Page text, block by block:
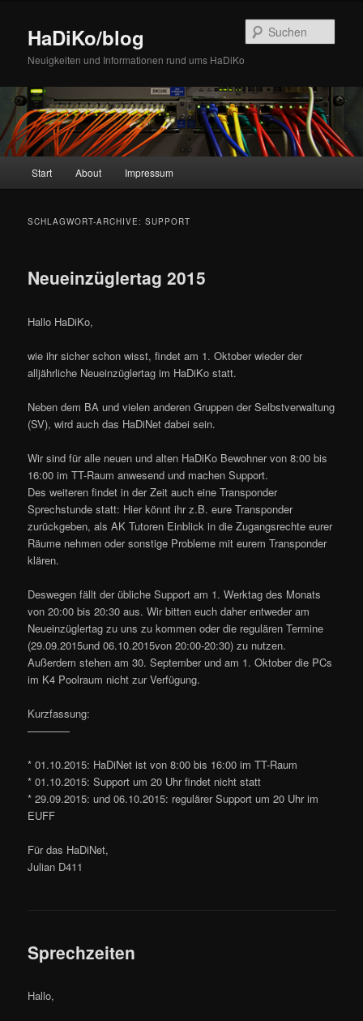
wechseln
wechseln
HaDiKo/blog
Neuigkeiten und Informationen rund ums HaDiKo
Start About Impressum
SCHLAGWORT-ARCHIVE:SUPPORT
Neueinzüglertag 2015
Hallo HaDiKo,
wie ihr sicher schon wisst, findet am 1. Oktober wieder der
alljährliche Neueinzüglertag im HaDiKo statt.
Neben dem BA und vielen anderen Gruppen der Selbstverwaltung
(SV), wird auch das HaDiNet dabei sein.
Wir sind für alle neuen und alten HaDiKo Bewohner von 8:00 bis
16:00 im TT-Raum anwesend und machen Support.
Des weiteren findet in der Zeit auch eine Transponder
Sprechstunde statt: Hier könnt ihr z.B. eure Transponder
zurückgeben, als AK Tutoren Einblick in die Zugangsrechte eurer
Räume nehmen oder sonstige Probleme mit eurem Transponder
klären.
Deswegen fällt der übliche Support am 1. Werktag des Monats
von 20:00 bis 20:30 aus. Wir bitten euch daher entweder am
Neueinzüglertag zu uns zu kommen oder die regulären Termine
(29.09.2015und 06.10.2015von 20:00-20:30) zu nutzen.
Außerdem stehen am 30. September und am 1. Oktober die PCs
im K4 Poolraum nicht zur Verfügung.
Kurzfassung:
————
* 01.10.2015: HaDiNet ist von 8:00 bis 16:00 im TT-Raum
* 01.10.2015: Support um 20 Uhr findet nicht statt
* 29.09.2015: und 06.10.2015: regulärer Support um 20 Uhr im
EUFF
Für das HaDiNet,
Julian D411
Sprechzeiten
Hallo,